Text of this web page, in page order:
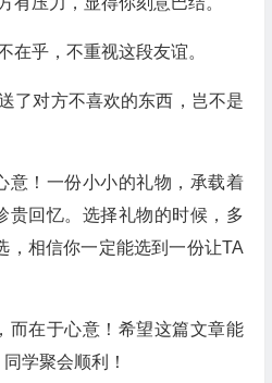
在乎，不重视这段友谊。
了对方不喜欢的东西，岂不是
意！一份小小的礼物，承载着
贵回忆。选择礼物的时候，多
，相信你一定能选到一份让TA
而在于心意！希望这篇文章能
学聚会顺利！